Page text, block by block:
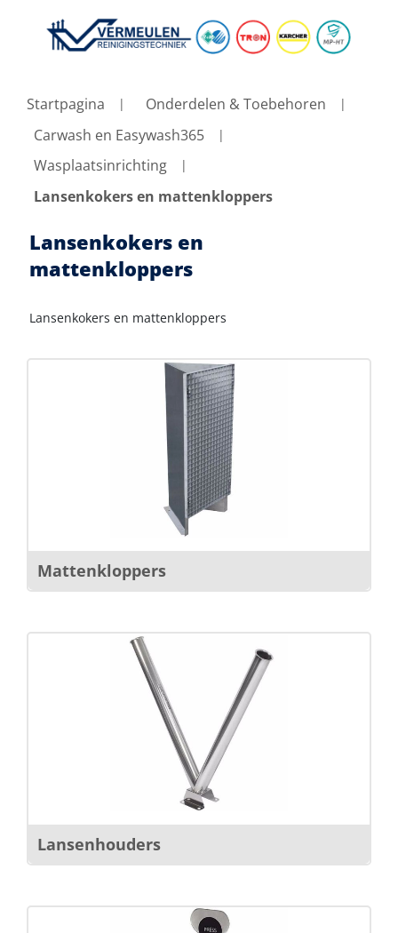
Startpagina
Onderdelen & Toebehoren
Carwash en Easywash365
Wasplaatsinrichting
Lansenkokers en mattenkloppers
Lansenkokers en
mattenkloppers
Lansenkokers en mattenkloppers
Mattenkloppers
Lansenhouders